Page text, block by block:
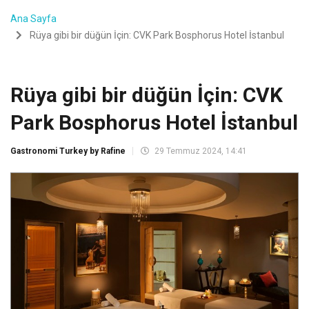
Ana Sayfa
Rüya gibi bir düğün İçin: CVK Park Bosphorus Hotel İstanbul
Rüya gibi bir düğün İçin: CVK
Park Bosphorus Hotel İstanbul
Gastronomi Turkey by Rafine 29 Temmuz 2024, 14:41